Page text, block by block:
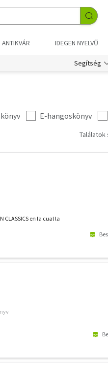
ANTIKVÁR IDEGEN NYELVŰ
Segítség
E-hangoskönyv
Találatok
CLASSICS en la cual la